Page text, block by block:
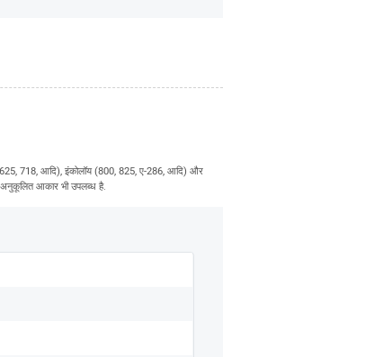
718, आदि), इंकोलॉय (800, 825, ए-286, आदि) और
अनुकूलित आकार भी उपलब्ध है.